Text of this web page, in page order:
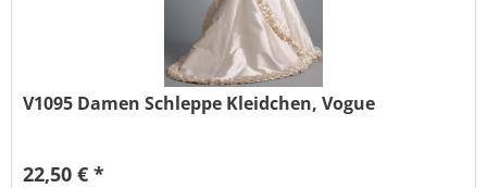
V1095 Damen Schleppe Kleidchen, Vogue
22,50 € *